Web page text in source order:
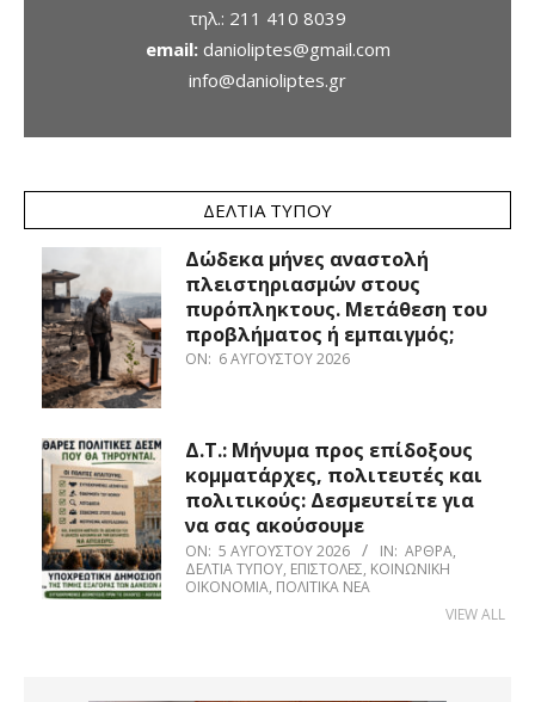
τηλ.: 211 410 8039
email: danioliptes@gmail.com
info@danioliptes.gr
ΔΕΛΤΊΑ ΤΎΠΟΥ
Δώδεκα μήνες αναστολή
πλειστηριασμών στους
πυρόπληκτους. Μετάθεση του
προβλήματος ή εμπαιγμός;
ON: 6 ΑΥΓΟΎΣΤΟΥ 2026
Δ.Τ.: Μήνυμα προς επίδοξους
κομματάρχες, πολιτευτές και
πολιτικούς: Δεσμευτείτε για
να σας ακούσουμε
ON: 5 ΑΥΓΟΎΣΤΟΥ 2026 IN: ΆΡΘΡΑ,
ΔΕΛΤΊΑ ΤΎΠΟΥ, ΕΠΙΣΤΟΛΈΣ, ΚΟΙΝΩΝΙΚΉ
ΟΙΚΟΝΟΜΊΑ, ΠΟΛΙΤΙΚΆ ΝΈΑ
VIEW ALL